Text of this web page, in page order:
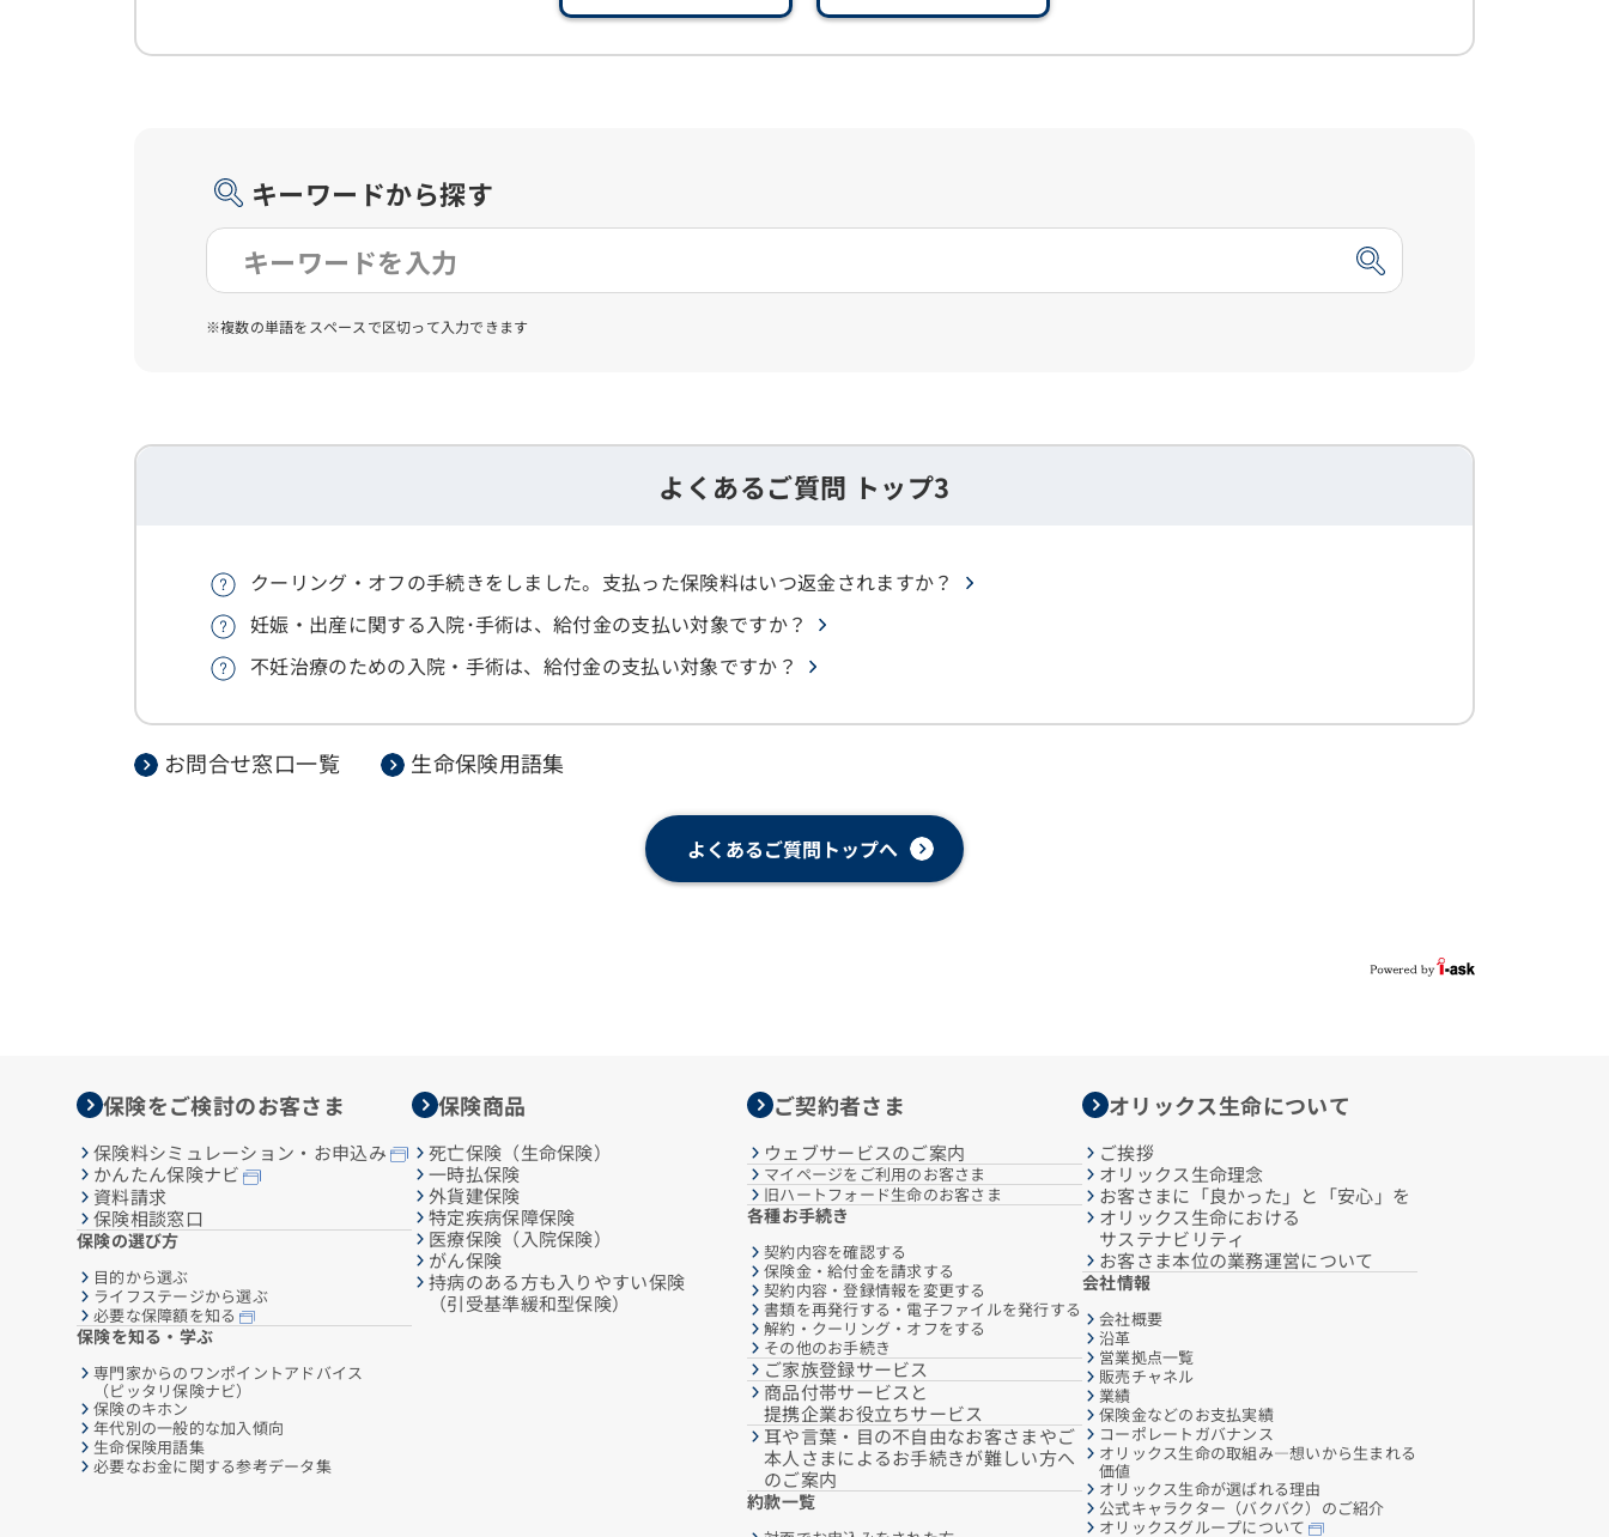
キーワードから探す
※複数の単語をスペースで区切って入力できます
よくあるご質問 トップ3
クーリング・オフの手続きをしました。支払った保険料はいつ返金されますか？
妊娠・出産に関する入院･手術は、給付金の支払い対象ですか？
不妊治療のための入院・手術は、給付金の支払い対象ですか？
お問合せ窓口一覧 生命保険用語集
よくあるご質問トップへ
保険をご検討のお客さま
保険料シミュレーション・お申込み
かんたん保険ナビ
資料請求
保険相談窓口
保険の選び方
目的から選ぶ
ライフステージから選ぶ
必要な保障額を知る
保険を知る・学ぶ
専門家からのワンポイントアドバイス
（ピッタリ保険ナビ）
保険のキホン
年代別の一般的な加入傾向
生命保険用語集
必要なお金に関する参考データ集
保険商品
死亡保険（生命保険）
一時払保険
外貨建保険
特定疾病保障保険
医療保険（入院保険）
がん保険
持病のある方も入りやすい保険
（引受基準緩和型保険）
ご契約者さま
ウェブサービスのご案内
マイページをご利用のお客さま
旧ハートフォード生命のお客さま
各種お手続き
契約内容を確認する
保険金・給付金を請求する
契約内容・登録情報を変更する
書類を再発行する・電子ファイルを発行する
解約・クーリング・オフをする
その他のお手続き
ご家族登録サービス
商品付帯サービスと
提携企業お役立ちサービス
耳や言葉・目の不自由なお客さまやご
本人さまによるお手続きが難しい方へ
のご案内
約款一覧
オリックス生命について
ご挨拶
オリックス生命理念
お客さまに「良かった」と「安心」を
オリックス生命における
サステナビリティ
お客さま本位の業務運営について
会社情報
会社概要
沿革
営業拠点一覧
販売チャネル
業績
保険金などのお支払実績
コーポレートガバナンス
オリックス生命の取組み―想いから生まれる
価値
オリックス生命が選ばれる理由
公式キャラクター（バクバク）のご紹介
オリックスグループについて